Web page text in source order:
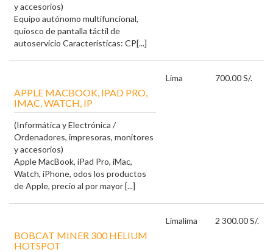
y accesorios)
Equipo autónomo multifuncional,
quiosco de pantalla táctil de
autoservicio Características: CP[...]
APPLE MACBOOK, IPAD PRO,
IMAC, WATCH, IP
(Informática y Electrónica /
Ordenadores, impresoras, monitores
y accesorios)
Apple MacBook, iPad Pro, iMac,
Watch, iPhone, odos los productos
de Apple, precio al por mayor [...]
Lima 700.00 S/.
BOBCAT MINER 300 HELIUM
HOTSPOT
Limalima 2 300.00 S/.